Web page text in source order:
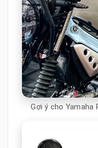
Gợi ý cho Yamaha